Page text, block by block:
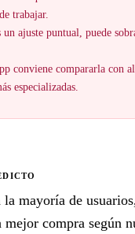
trabajar.
un ajuste puntual, puede
conviene compararla con
especializadas.
la mayoría de usuarios,
mejor compra según